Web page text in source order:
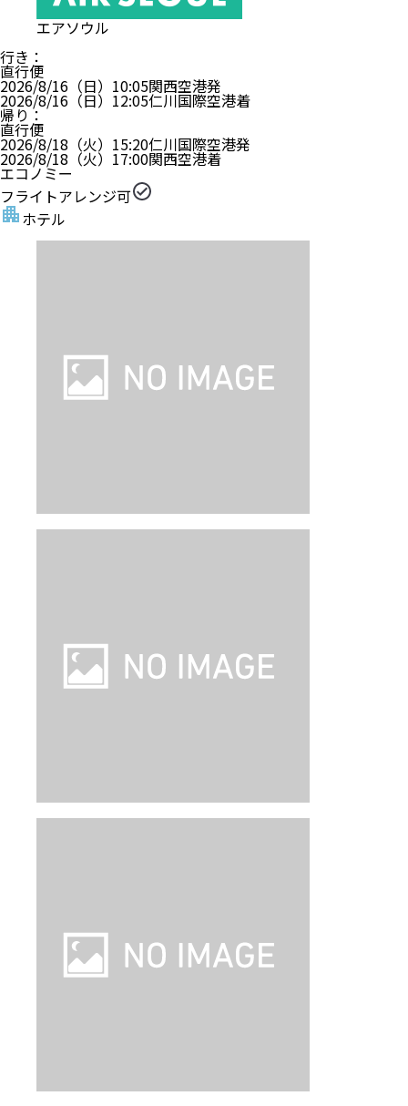
エアソウル
行き ：
直行便
2026/8/16（日） 10:05関西空港発
2026/8/16（日） 12:05仁川国際空港着
帰り ：
直行便
2026/8/18（火） 15:20仁川国際空港発
2026/8/18（火） 17:00関西空港着
エコノミー
フライトアレンジ可
ホテル